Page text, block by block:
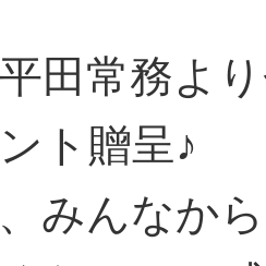
田常務よ
ト贈呈♪
みんなか